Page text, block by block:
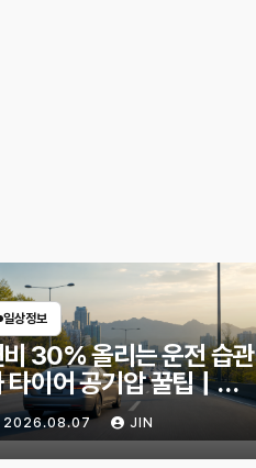
일상정보
30% 올리는 운전 습관
타이어 공기압 꿀팁｜주
가 달라지는 핵심은?
2026.08.07 JIN